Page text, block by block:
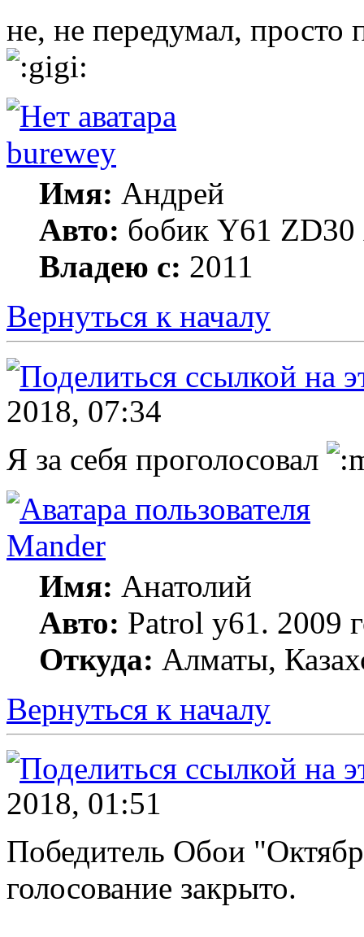
не, не передумал, просто
burewey
Имя: Андрей
Авто: бобик Y61
Владею с: 2011
Вернуться к началу
2018, 07:34
Я за себя проголосовал
Mander
Имя: Анатолий
Авто: Patrol y61.
Откуда: Алматы,
Вернуться к началу
2018, 01:51
Победитель Обои
голосование закрыто.